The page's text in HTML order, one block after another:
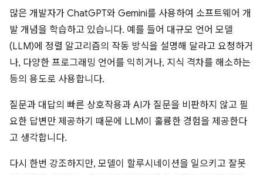
많은 개발자가 ChatGPT와 Gemini를 사용하여 소프트웨어 개
발 개념을 학습하고 있습니다. 예를 들어 대규모 언어 모델
(LLM)에 정렬 알고리즘의 작동 방식을 설명해 달라고 요청하거
나, 다양한 프로그래밍 언어를 익히거나, 지식 격차를 해소하는
등의 용도로 사용합니다.
질문과 대답의 빠른 상호작용과 AI가 질문을 비판하지 않고 필
요한 답변만 제공하기 때문에 LLM이 훌륭한 경험을 제공한다
고 생각합니다.
다시 한번 강조하지만, 모델이 할루시네이션을 일으키고 잘못